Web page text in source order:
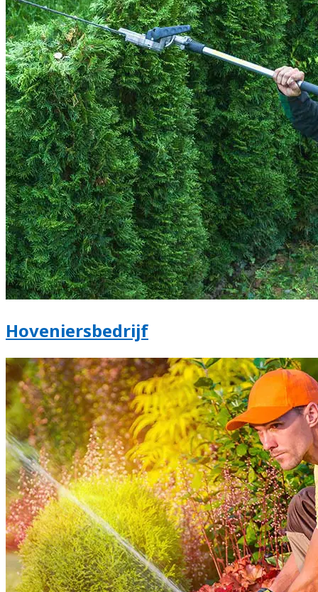
Hoveniersbedrijf